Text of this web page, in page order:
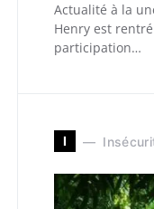
Actualité à la
Henry est
participation…
I